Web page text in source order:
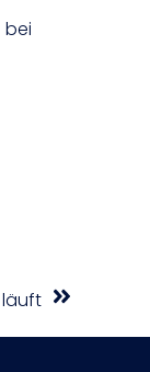
läuft